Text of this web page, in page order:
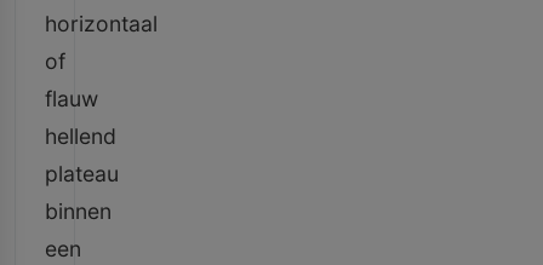
horizontaal
of
flauw
hellend
plateau
binnen
een